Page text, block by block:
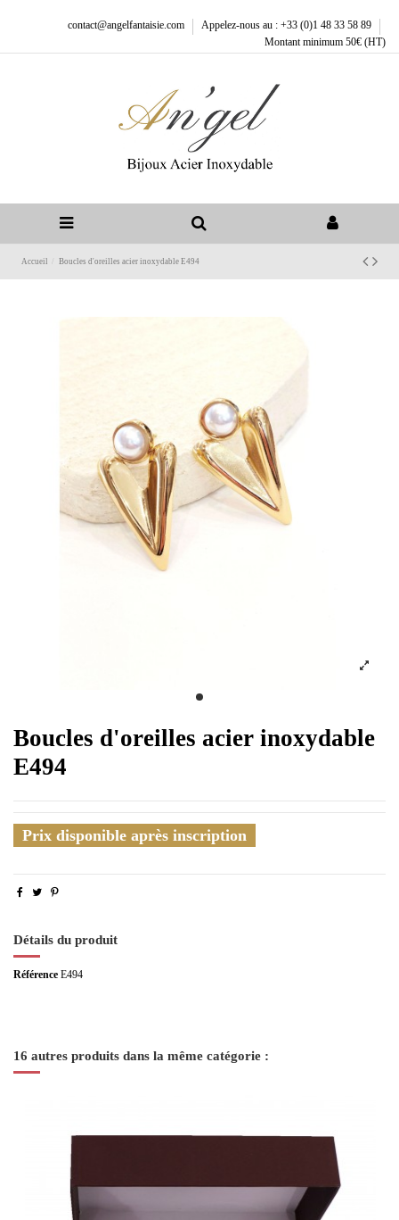
contact@angelfantaisie.com
Appelez-nous au : +33 (0)1 48 33 58 89
Montant minimum 50€ (HT)
Accueil Boucles d'oreilles acier inoxydable E494
Boucles d'oreilles acier inoxydable
E494
Prix disponible après inscription
Détails du produit
Référence E494
16 autres produits dans la même catégorie :